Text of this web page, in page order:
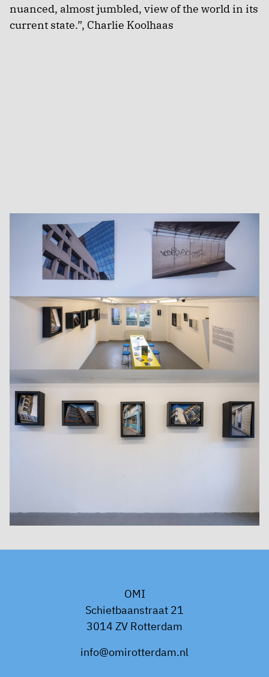
nuanced, almost jumbled, view of the world in its
current state.”, Charlie Koolhaas
OMI
Schietbaanstraat 21
3014 ZV Rotterdam
info@omirotterdam.nl